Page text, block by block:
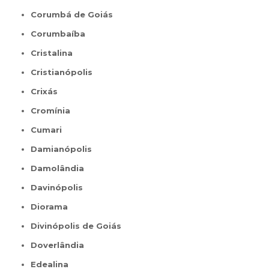
Corumbá de Goiás
Corumbaíba
Cristalina
Cristianópolis
Crixás
Cromínia
Cumari
Damianópolis
Damolândia
Davinópolis
Diorama
Divinópolis de Goiás
Doverlândia
Edealina